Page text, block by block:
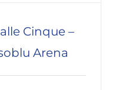
Cinque –
Arena